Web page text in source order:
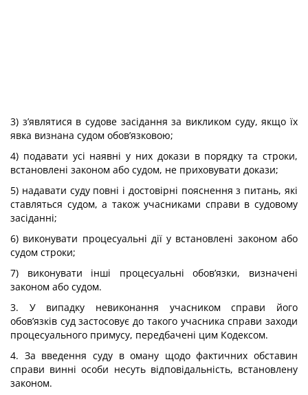
3) з’являтися в судове засідання за викликом суду, якщо їх
явка визнана судом обов’язковою;
4) подавати усі наявні у них докази в порядку та строки,
встановлені законом або судом, не приховувати докази;
5) надавати суду повні і достовірні пояснення з питань, які
ставляться судом, а також учасниками справи в судовому
засіданні;
6) виконувати процесуальні дії у встановлені законом або
судом строки;
7) виконувати інші процесуальні обов’язки, визначені
законом або судом.
3. У випадку невиконання учасником справи його
обов’язків суд застосовує до такого учасника справи заходи
процесуального примусу, передбачені цим Кодексом.
4. За введення суду в оману щодо фактичних обставин
справи винні особи несуть відповідальність, встановлену
законом.